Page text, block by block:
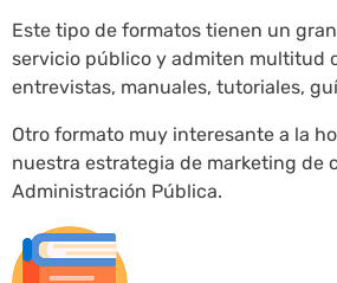
Este tipo de formatos tienen un
servicio público y admiten multitud
entrevistas, manuales, tutoriales,
Otro formato muy interesante a la
nuestra estrategia de marketing de
Administración Pública.